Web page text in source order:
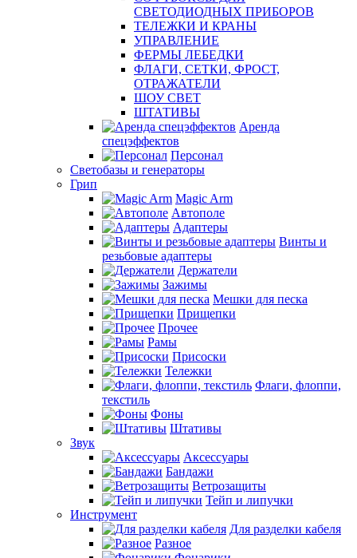
СВЕТОДИОДНЫХ ПРИБОРОВ
ТЕЛЕЖКИ И КРАНЫ
УПРАВЛЕНИЕ
ФЕРМЫ ЛЕБЕДКИ
ФЛАГИ, СЕТКИ, ФРОСТ,
ОТРАЖАТЕЛИ
ШОУ СВЕТ
ШТАТИВЫ
Аренда
спецэффектов
Персонал
Светобазы и генераторы
Грип
Magic Arm
Автополе
Адаптеры
Винты и
резьбовые адаптеры
Держатели
Зажимы
Мешки для песка
Прищепки
Прочее
Рамы
Присоски
Тележки
Флаги, флоппи,
текстиль
Фоны
Штативы
Звук
Аксессуары
Бандажи
Ветрозащиты
Тейп и липучки
Инструмент
Для разделки кабеля
Разное